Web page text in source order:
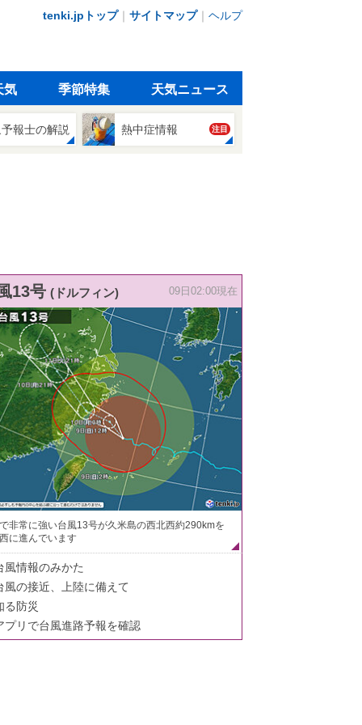
tenki.jpトップ｜ サイトマップ｜ ヘルプ
気 季節特集 天気ニュース
報士の解説 熱中症情報 注目
13号 (ドルフィン) 09日02:00現在
非常に強い台風13号が久米島の西北西約290kmを
に進んでいます
風情報のみかた
風の接近、上陸に備えて
る防災
プリで台風進路予報を確認